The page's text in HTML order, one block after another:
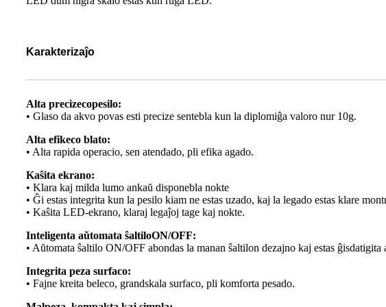
Karakterizaĵo
Alta precizecopesilo:
• Glaso da akvo povas esti precize sentebla kun la diplomiĝa valoro nur 10g.
Alta efikeco blato:
• Alta rapida operacio, sen atendado, pli efika agado.
Kaŝita ekrano:
• Klara kaj milda lumo ankaŭ disponebla nokte
• Ĝi estas integrita kun la pesilo kiam ne estas uzado, kaj la legado estas klare
• Kaŝita LED-ekrano, klaraj legaĵoj tage kaj nokte.
Inteligenta aŭtomata ŝaltiloON/OFF:
• Aŭtomata ŝaltilo ON/OFF abondas la manan ŝaltilon dezajno kaj estas
Integrita peza surfaco:
• Fajne kreita beleco, grandskala surfaco, pli komforta pesado.